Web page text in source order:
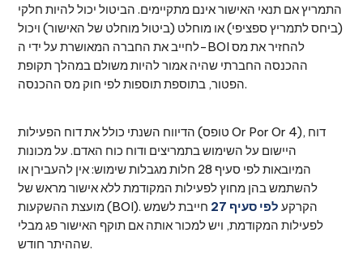
התמריץ אם תנאי האישור אינם מתקיימים. הביטול יכול להיות חלקי
(ביחס לתמריץ ספציפי) או מוחלט (ביטול מוחלט של האישור) ויכול
לחייב את החברה המאושרת על ידי ה-BOI להחזיר את מס
ההכנסה החברתי שהיה אמור להיות משולם במהלך תקופת
הפטור, בתוספת תוספות לפי חוק מס ההכנסה.
הדיווח השנתי כולל את דוח הפעילות (טופס Or Por Or 4), דוח
היישום על השימוש בתמריצים ודוח כוח האדם. על מכונות
המיובאות לפי סעיף 28 חלות מגבלות שימוש: אין להעבירן או
להשתמש בהן מחוץ לפעילות המקודמת ללא אישור מראש של
מועצת ההשקעות (BOI). הקרקע לפי סעיף 27
חייבת לשמש
לפעילות המקודמת, ויש למכור אותה אם תוקף האישור פג מבלי
שההיתר חודש.